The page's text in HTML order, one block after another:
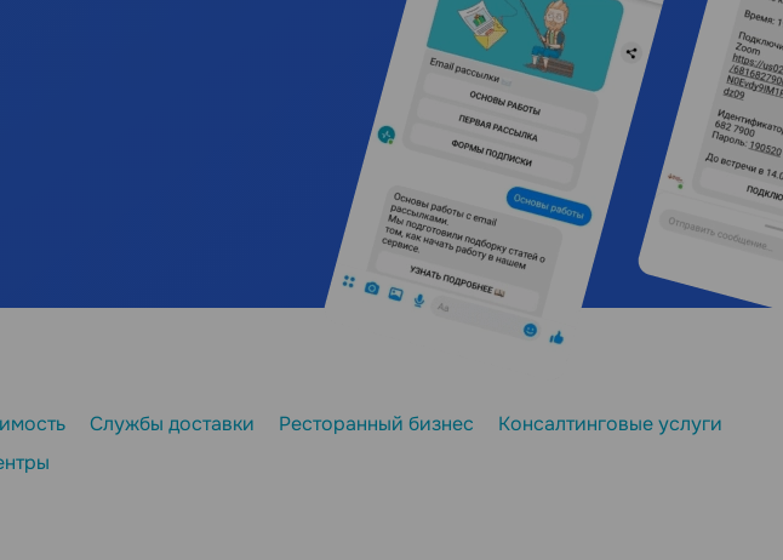
Службы доставки Ресторанный бизнес
Консалтинговые услуги